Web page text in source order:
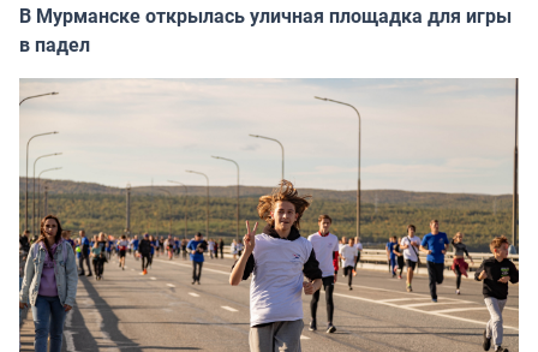
В Мурманске открылась уличная площадка для игры
в падел